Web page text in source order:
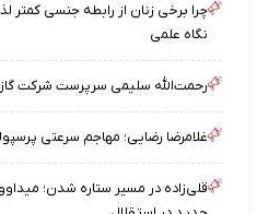
نگاه علمی
رحمت‌الله سلیمی سرپرست شرکت
غلامرضا رضایی؛ مهاجم سرعتی
قلی‌زاده در مسیر ستاره شدن؛